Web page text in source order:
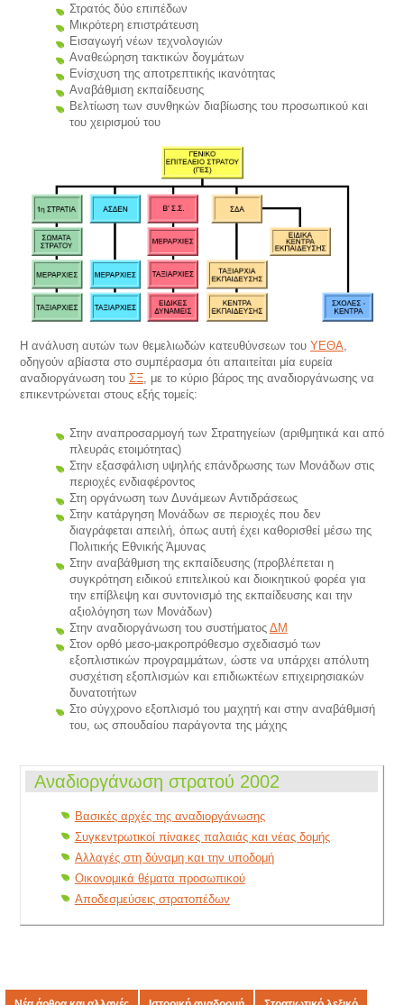
Στρατός δύο επιπέδων
Μικρότερη επιστράτευση
Εισαγωγή νέων τεχνολογιών
Αναθεώρηση τακτικών δογμάτων
Ενίσχυση της αποτρεπτικής ικανότητας
Αναβάθμιση εκπαίδευσης
Βελτίωση των συνθηκών διαβίωσης του προσωπικού και
του χειρισμού του
Η ανάλυση αυτών των θεμελιωδών κατευθύνσεων του ΥΕΘΑ,
οδηγούν αβίαστα στο συμπέρασμα ότι απαιτείται μία ευρεία
αναδιοργάνωση του ΣΞ, με το κύριο βάρος της αναδιοργάνωσης να
επικεντρώνεται στους εξής τομείς:
Στην αναπροσαρμογή των Στρατηγείων (αριθμητικά και από
πλευράς ετοιμότητας)
Στην εξασφάλιση υψηλής επάνδρωσης των Μονάδων στις
περιοχές ενδιαφέροντος
Στη οργάνωση των Δυνάμεων Αντιδράσεως
Στην κατάργηση Μονάδων σε περιοχές που δεν
διαγράφεται απειλή, όπως αυτή έχει καθορισθεί μέσω της
Πολιτικής Εθνικής Άμυνας
Στην αναβάθμιση της εκπαίδευσης (προβλέπεται η
συγκρότηση ειδικού επιτελικού και διοικητικού φορέα για
την επίβλεψη και συντονισμό της εκπαίδευσης και την
αξιολόγηση των Μονάδων)
Στην αναδιοργάνωση του συστήματος ΔΜ
Στον ορθό μεσο-μακροπρόθεσμο σχεδιασμό των
εξοπλιστικών προγραμμάτων, ώστε να υπάρχει απόλυτη
συσχέτιση εξοπλισμών και επιδιωκτέων επιχειρησιακών
δυνατοτήτων
Στο σύγχρονο εξοπλισμό του μαχητή και στην αναβάθμισή
του, ως σπουδαίου παράγοντα της μάχης
Αναδιοργάνωση στρατού 2002
Βασικές αρχές της αναδιοργάνωσης
Συγκεντρωτικοί πίνακες παλαιάς και νέας δομής
Αλλαγές στη δύναμη και την υποδομή
Οικονομικά θέματα προσωπικού
Αποδεσμεύσεις στρατοπέδων